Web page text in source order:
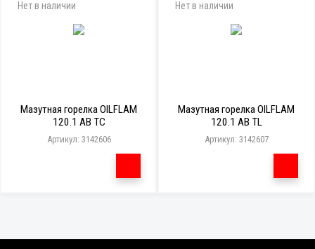
Нет в наличии
Мазутная горелка OILFLAM
120.1 AB TC
Артикул: 3142606
Нет в наличии
Мазутная горелка OILFLAM
120.1 AB TL
Артикул: 3142607